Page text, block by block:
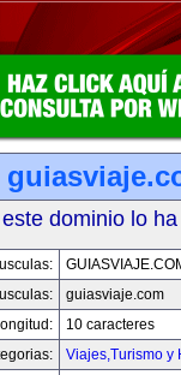
dominio lo
guiasviaje.com
10 caracteres
Viajes,Turismo y